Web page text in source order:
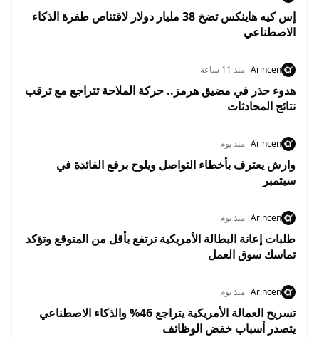
إس كيه هاينكس تضخ 38 مليار دولار لاقتناص طفرة الذكاء
الاصطناعي
Arincen منذ 11 ساعة
هدوء حذر في مضيق هرمز.. حركة الملاحة تتراجع مع ترقب
نتائج المحادثات
Arincen منذ يوم
وارش يعترف بأخطاء التواصل ويلوح برفع الفائدة في
سبتمبر
Arincen منذ يوم
طلبات إعانة البطالة الأمريكية ترتفع بأقل من المتوقع وتؤكد
تماسك سوق العمل
Arincen منذ يوم
تسريح العمالة الأمريكية يتراجع 46% والذكاء الاصطناعي
يتصدر أسباب خفض الوظائف